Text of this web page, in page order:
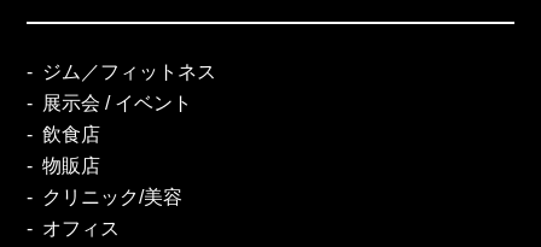
ジム／フィットネス
展示会 / イベント
飲食店
物販店
クリニック/美容
オフィス